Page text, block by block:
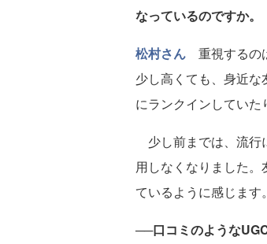
なっているのですか。
松村さん 重視するの
少し高くても、身近
にランクインしていた
少し前までは、流行
用しなくなりました
ているように感じます。
──口コミのような